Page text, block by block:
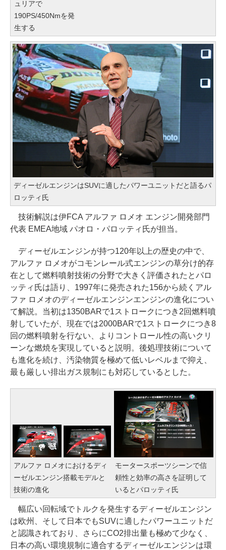
ュリアで
190PS/450Nmを発
生する
ディーゼルエンジンはSUVに適したパワーユニットだと語るパ
ロッティ氏
技術解説は伊FCA アルファ ロメオ エンジン開発部門
代表 EMEA地域 パオロ・パロッティ氏が担当。
ディーゼルエンジンが持つ120年以上の歴史の中で、
アルファ ロメオがコモンレール式エンジンの草分け的存
在として燃料噴射技術の分野で大きく評価されたとパロ
ッティ氏は語り、1997年に発売された156から続くアル
ファ ロメオのディーゼルエンジンエンジンの進化につい
て解説。当初は1350BARで1ストロークにつき2回燃料噴
射していたが、現在では2000BARで1ストロークにつき8
回の燃料噴射を行ない、よりコントロール性の高いクリ
ーンな燃焼を実現していると説明。後処理技術について
も進化を続け、汚染物質を極めて低いレベルまで抑え、
最も厳しい排出ガス規制にも対応しているとした。
アルファ ロメオにおけるディ
ーゼルエンジン搭載モデルと
技術の進化
モータースポーツシーンで信
頼性と効率の高さを証明して
いるとパロッティ氏
幅広い回転域でトルクを発生するディーゼルエンジン
は欧州、そして日本でもSUVに適したパワーユニットだ
と認識されており、さらにCO2排出量も極めて少なく、
日本の高い環境規制に適合するディーゼルエンジンは環